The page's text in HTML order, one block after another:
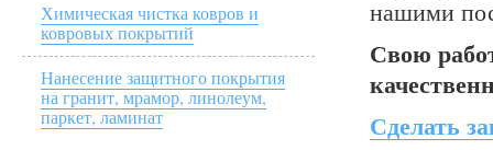
Химическая чистка ковров и
ковровых покрытий
Нанесение защитного покрытия
на гранит, мрамор, линолеум,
паркет, ламинат
нашими
Свою
Сделать